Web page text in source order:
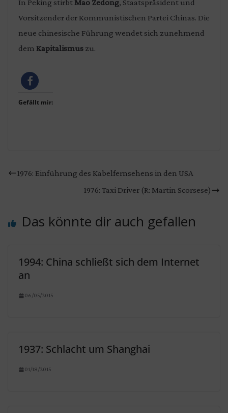
In Peking stirbtMao Zedong, Staatspräsident und
Vorsitzender der Kommunistischen Partei Chinas. Die
neue chinesische Führung wendet sich zunehmend
dem Kapitalismus zu.
Gefällt mir:
1976: Einführung des Kabelfernsehens in den USA
1976: Taxi Driver (R: Martin Scorsese)
Das könnte dir auch gefallen
1994: China schließt sich dem Internet
an
06/05/2015
1937: Schlacht um Shanghai
01/18/2015